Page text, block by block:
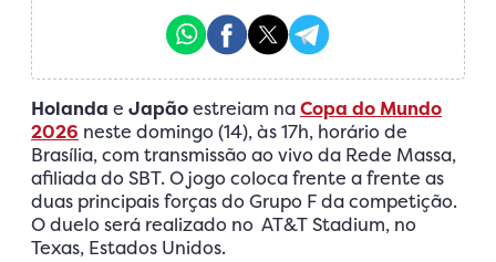
Holanda e Japãoestreiam naCopa do Mundo
2026 neste domingo (14), às 17h, horário de
Brasília, com transmissão ao vivo da Rede Massa,
afiliada do SBT. O jogo coloca frente a frente as
duas principais forças do Grupo F da competição.
O duelo será realizado no AT&T Stadium, no
Texas, Estados Unidos.